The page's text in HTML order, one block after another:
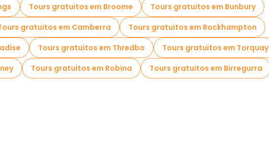
Tours gratuitos em Broome
Tours gratuitos em Bunbury
gratuitos em Camberra
Tours gratuitos em Rockhampton
Tours gratuitos em Thredbo
Tours gratuitos em Torquay
Tours gratuitos em Robina Tours gratuitos em Birregurra